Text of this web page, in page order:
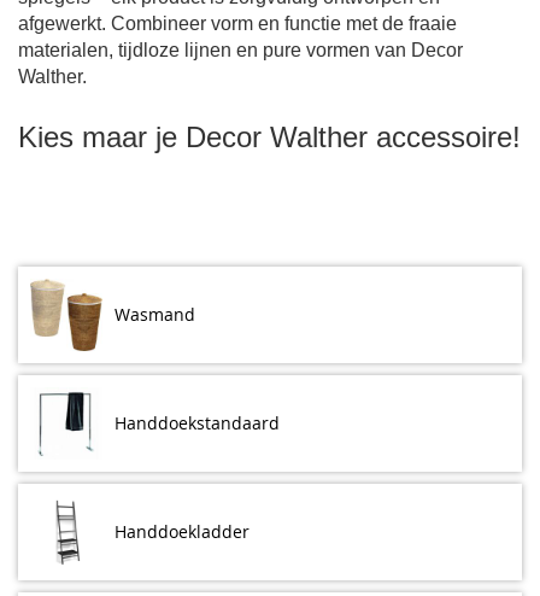
afgewerkt. Combineer vorm en functie met de fraaie
materialen, tijdloze lijnen en pure vormen van Decor
Walther.
Kies maar je Decor Walther accessoire!
Wasmand
Handdoekstandaard
Handdoekladder